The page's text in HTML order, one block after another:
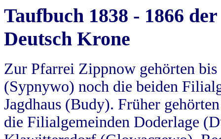
Taufbuch 1838 - 1866
Deutsch Krone
Zur Pfarrei Zippnow gehörten
(Sypnywo) noch die beiden
Jagdhaus (Budy). Früher
die Filialgemeinden Doderlage